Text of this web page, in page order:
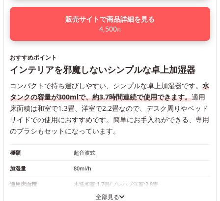
販売サイトで商品詳細を見る
4,500円
おすすめポイント
インテリアを邪魔しないシンプルな卓上加湿器
コンパクトで持ち運びしやすい、シンプルな卓上加湿器です。 水
タンクの容量が300mlで、約3.7時間連続で使用できます。適用
床面積は和室で1.3畳、洋室で2.2畳なので、デスク周りやベッド
サイドでの使用におすすめです。簡単にお手入れができる、専用
のブラシもセットになっています。
種類 超音波式
加湿量 80ml/h
適用床面積 木造和室:1.7畳/プレハブ洋室:2.8畳
全部見る